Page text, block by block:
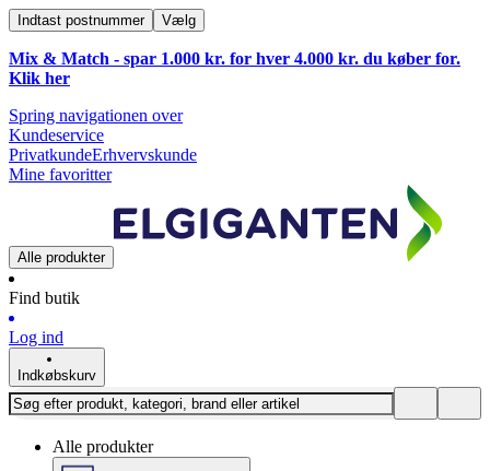
Indtast postnummer Vælg
Mix & Match - spar 1.000 kr. for hver 4.000 kr. du køber for.
Klik her
Spring navigationen over
Kundeservice
PrivatkundeErhvervskunde
Mine favoritter
Alle produkter
Find butik
Log ind
Indkøbskurv
Alle produkter